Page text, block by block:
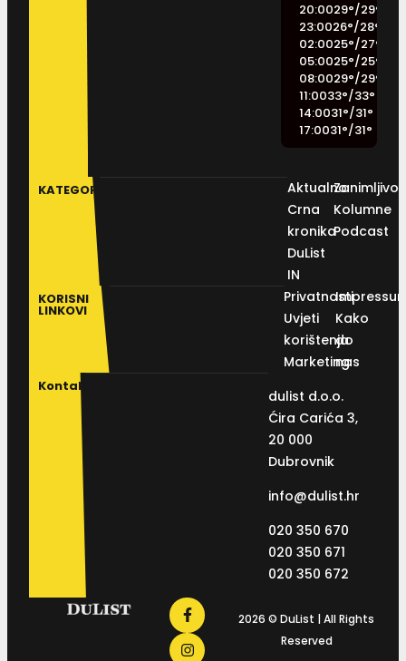
20:0029°/29°
23:0026°/28°
02:0025°/27°
05:0025°/25°
08:0029°/29°
11:0033°/33°
14:0031°/31°
17:0031°/31°
KATEGORIJE
Aktualno
Crna
kronika
DuList
IN
Kolumne
Podcast
KORISNI
LINKOVI
Privatnosti
Uvjeti
korištenja
Marketing
Kako
do
nas
Kontakt
dulist d.o.o.
Ćira Carića 3,
20 000
Dubrovnik
info@dulist.hr
020 350 670
020 350 671
020 350 672
2026 © DuList | All Rights
Reserved